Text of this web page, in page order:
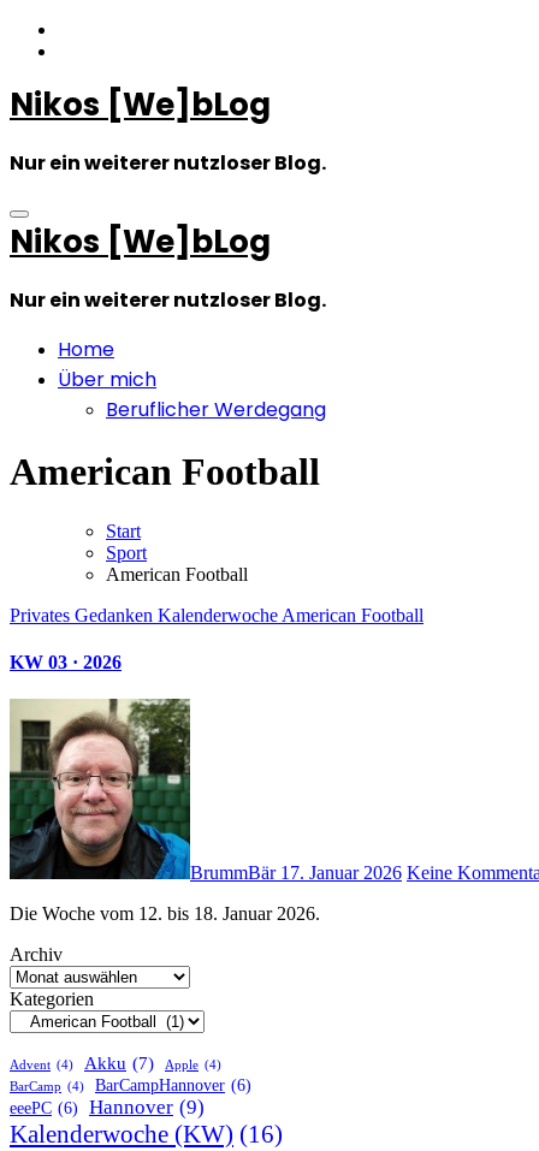
Zum
Inhalt
Nikos [We]bLog
Nur ein weiterer nutzloser Blog.
Nikos [We]bLog
Nur ein weiterer nutzloser Blog.
Home
Über mich
Beruflicher Werdegang
American Football
Start
Sport
American Football
Privates Gedanken Kalenderwoche American Football
KW 03 · 2026
BrummBär 17. Januar 2026 Keine
Die Woche vom 12. bis 18. Januar 2026.
Archiv
Kategorien
Advent (4) Akku (7) Apple (4)
BarCamp (4) BarCampHannover (6)
eeePC (6) Hannover (9)
Kalenderwoche (KW) (16)